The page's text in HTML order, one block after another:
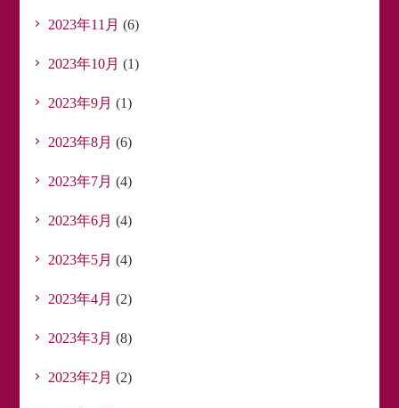
2023年11月 (6)
2023年10月 (1)
2023年9月 (1)
2023年8月 (6)
2023年7月 (4)
2023年6月 (4)
2023年5月 (4)
2023年4月 (2)
2023年3月 (8)
2023年2月 (2)